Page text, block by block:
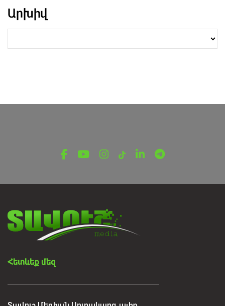
Արխիվ
Հետևեք մեզ